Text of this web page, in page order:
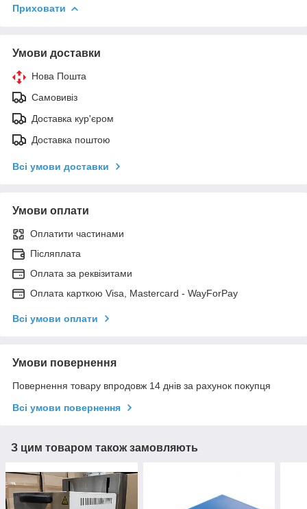
Приховати
Умови доставки
Нова Пошта
Самовивіз
Доставка кур'єром
Доставка поштою
Всі умови доставки
Умови оплати
Оплатити частинами
Післяплата
Оплата за реквізитами
Оплата карткою Visa, Mastercard - WayForPay
Всі умови оплати
Умови повернення
Повернення товару впродовж 14 днів за рахунок покупця
Всі умови повернення
З цим товаром також замовляють